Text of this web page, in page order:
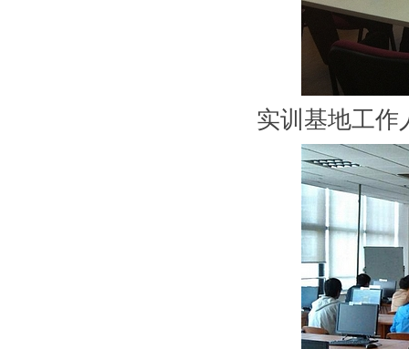
实训基地工作